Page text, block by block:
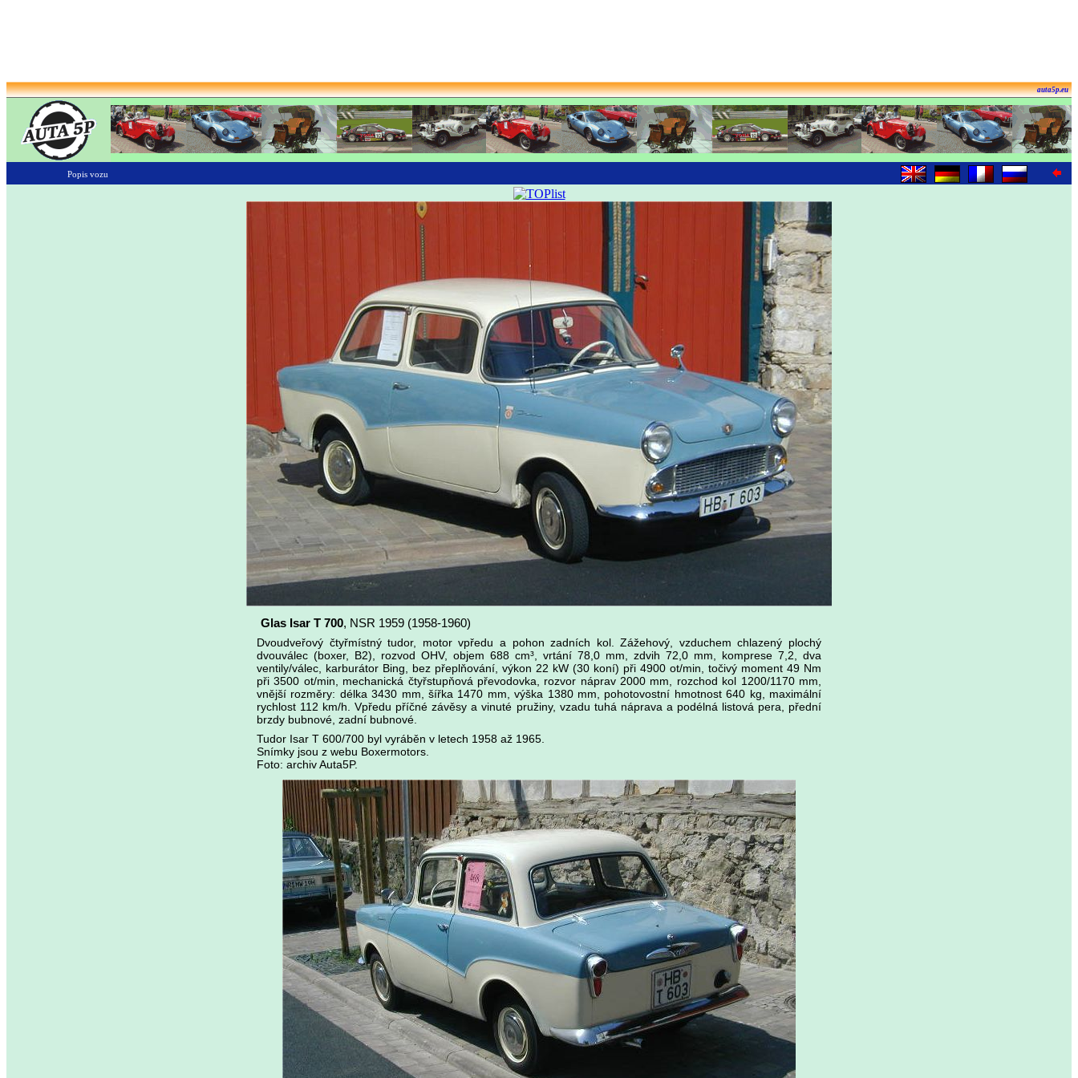
auta5p.eu
Popis vozu
Glas Isar T 700, NSR 1959 (1958-1960)
Dvoudveřový čtyřmístný tudor, motor vpředu a pohon zadních kol. Zážehový, vzduchem chlazený plochý
dvouválec (boxer, B2), rozvod OHV, objem 688 cm³, vrtání 78,0 mm, zdvih 72,0 mm, komprese 7,2, dva
ventily/válec, karburátor Bing, bez přeplňování, výkon 22 kW (30 koní) při 4900 ot/min, točivý moment 49 Nm
při 3500 ot/min, mechanická čtyřstupňová převodovka, rozvor náprav 2000 mm, rozchod kol 1200/1170 mm,
vnější rozměry: délka 3430 mm, šířka 1470 mm, výška 1380 mm, pohotovostní hmotnost 640 kg, maximální
rychlost 112 km/h. Vpředu příčné závěsy a vinuté pružiny, vzadu tuhá náprava a podélná listová pera, přední
brzdy bubnové, zadní bubnové.
Tudor Isar T 600/700 byl vyráběn v letech 1958 až 1965.
Snímky jsou z webu Boxermotors.
Foto: archiv Auta5P.